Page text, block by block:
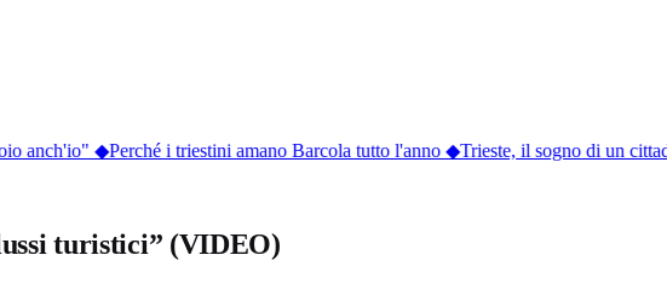
anch'io"◆ Perché i triestini amano Barcola tutto l'anno◆ Trieste, il sogno di un
turistici” (VIDEO)